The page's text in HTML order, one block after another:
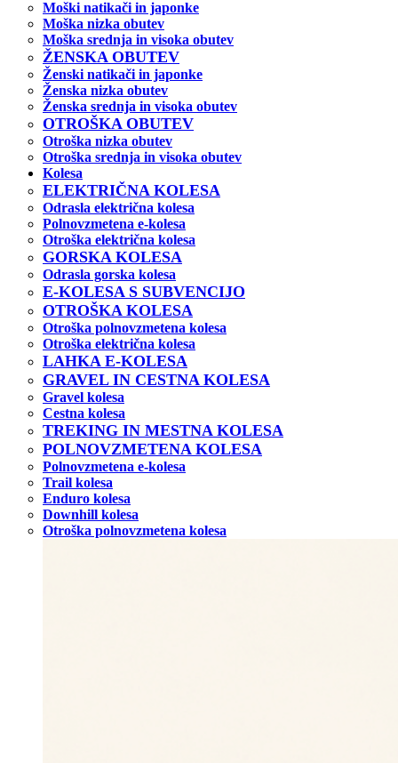
Moški natikači in japonke
Moška nizka obutev
Moška srednja in visoka obutev
ŽENSKA OBUTEV
Ženski natikači in japonke
Ženska nizka obutev
Ženska srednja in visoka obutev
OTROŠKA OBUTEV
Otroška nizka obutev
Otroška srednja in visoka obutev
Kolesa
ELEKTRIČNA KOLESA
Odrasla električna kolesa
Polnovzmetena e-kolesa
Otroška električna kolesa
GORSKA KOLESA
Odrasla gorska kolesa
E-KOLESA S SUBVENCIJO
OTROŠKA KOLESA
Otroška polnovzmetena kolesa
Otroška električna kolesa
LAHKA E-KOLESA
GRAVEL IN CESTNA KOLESA
Gravel kolesa
Cestna kolesa
TREKING IN MESTNA KOLESA
POLNOVZMETENA KOLESA
Polnovzmetena e-kolesa
Trail kolesa
Enduro kolesa
Downhill kolesa
Otroška polnovzmetena kolesa